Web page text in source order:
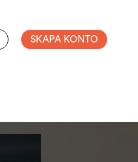
SKAPA KONTO